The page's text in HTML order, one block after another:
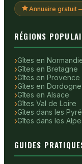
Annuaire gratuit
RÉGIONS
Gîtes en
Gîtes en Bretagne
Gîtes en Provence
Gîtes en Dordogne
Gîtes en Alsace
Gîtes Val de Loire
Gîtes dans les
Gîtes dans les
GUIDES